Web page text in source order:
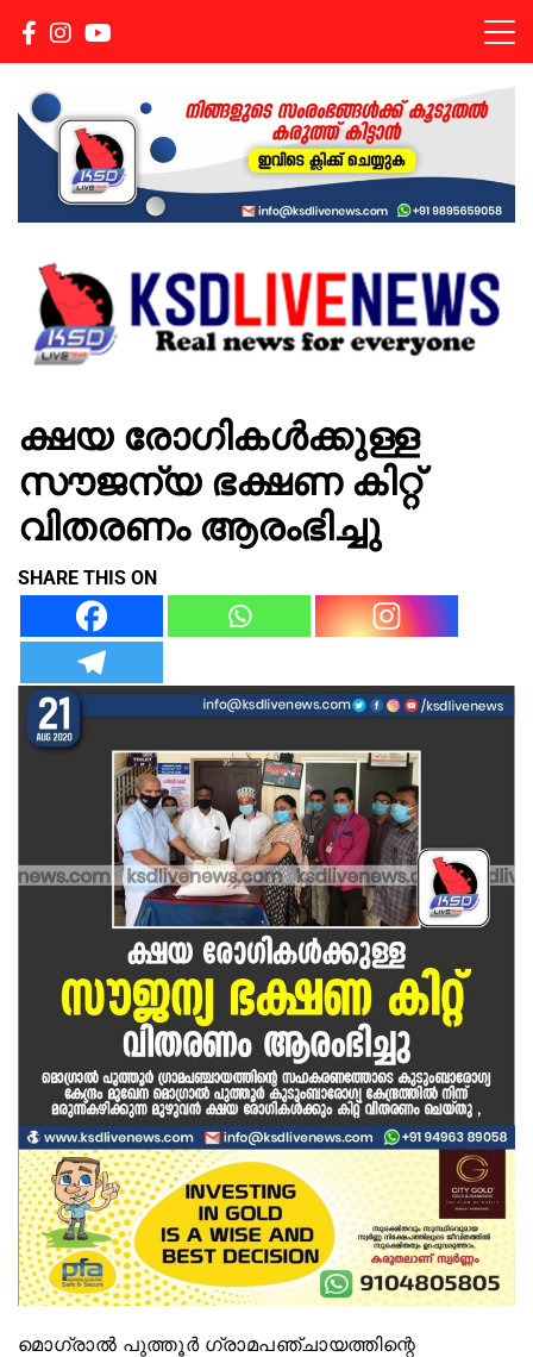
KSDLIVENEWS
ക്ഷയ രോഗികൾക്കുള്ള
സൗജന്യ ഭക്ഷണ കിറ്റ്
വിതരണം ആരംഭിച്ചു
SHARE THIS ON
മൊഗ്രാൽ പുത്തൂർ ഗ്രാമപഞ്ചായത്തിന്റെ